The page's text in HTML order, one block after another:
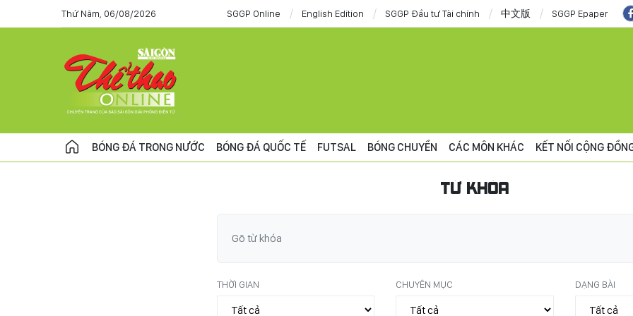
Thứ Năm, 06/08/2026 SGGP Online English Edition SGGP Đầu tư Tài chính 中文版 SGGP Epaper
BÓNG ĐÁ TRONG NƯỚC BÓNG ĐÁ QUỐC TẾ FUTSAL BÓNG CHUYỀN CÁC MÔN KHÁC KẾT NỐI CỘNG
TỪ KHÓA
THỜI GIAN CHUYÊN MỤC DẠNG BÀI